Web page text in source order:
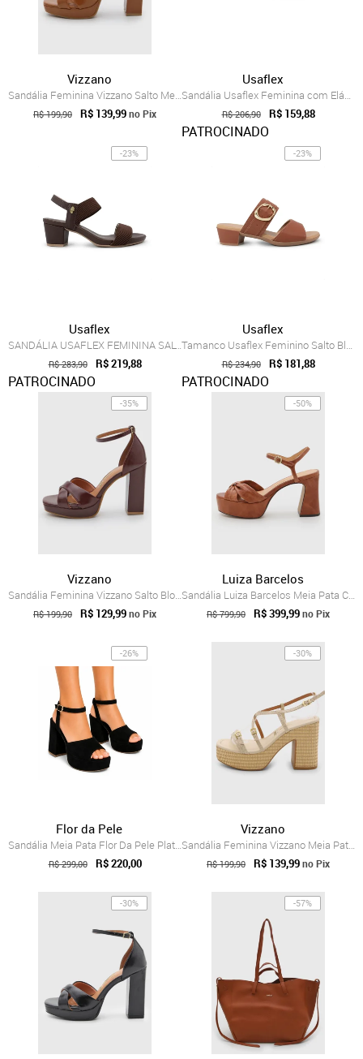
Vizzano
Sandália Feminina Vizzano Salto Meia Pata Marrom
R$ 199,90 R$ 139,99no Pix
Usaflex
Sandália Usaflex Feminina com Elástico S...
R$ 206,90 R$ 159,88
PATROCINADO
-23%
Usaflex
SANDÁLIA USAFLEX FEMININA SALTO BLOCO Y8...
R$ 283,90 R$ 219,88
PATROCINADO
-23%
Usaflex
Tamanco Usaflex Feminino Salto Bloco Cou...
R$ 234,90 R$ 181,88
PATROCINADO
-35%
Vizzano
Sandália Feminina Vizzano Salto Bloco Burgundy
R$ 199,90 R$ 129,99no Pix
-50%
Luiza Barcelos
Sandália Luiza Barcelos Meia Pata Couro Marrom
R$ 799,90 R$ 399,99no Pix
-26%
Flor da Pele
Sandália Meia Pata Flor Da Pele Platafor...
R$ 299,00 R$ 220,00
-30%
Vizzano
Sandália Feminina Vizzano Meia Pata Salt...
R$ 199,90 R$ 139,99no Pix
-30% -57%